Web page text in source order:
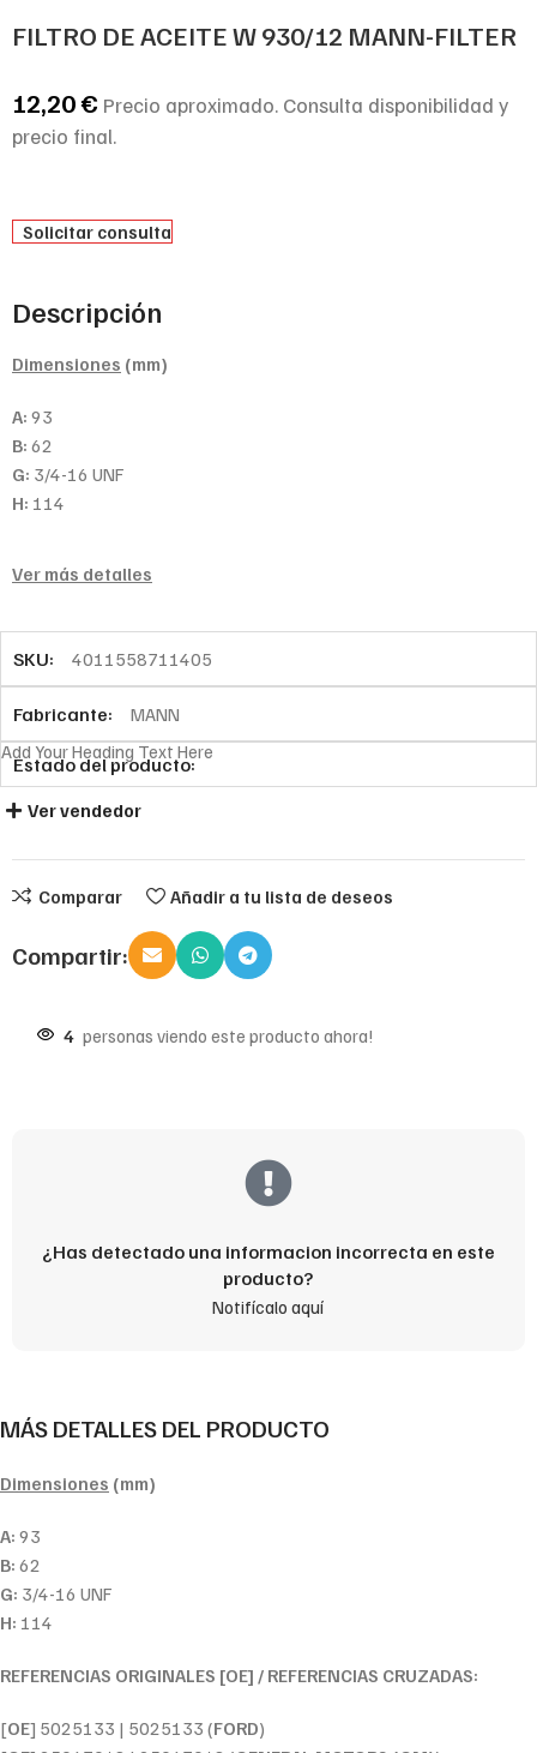
FILTRO DE ACEITE W 930/12 MANN-FILTER
12,20€ Precio aproximado. Consulta disponibilidad y
precio final.
Solicitar consulta
Descripción
Dimensiones (mm)
A: 93
B: 62
G: 3/4-16 UNF
H: 114
Ver más detalles
SKU: 4011558711405
Fabricante: MANN
Estado del producto:
Add Your Heading Text Here
Ver vendedor
Comparar Añadir a tu lista de deseos
Compartir:
4 personas viendo este producto ahora!
¿Has detectado una informacion incorrecta en este
producto?
Notifícalo aquí
MÁS DETALLES DEL PRODUCTO
Dimensiones (mm)
A: 93
B: 62
G: 3/4-16 UNF
H: 114
REFERENCIAS ORIGINALES [OE] / REFERENCIAS CRUZADAS:
[OE] 5025133 | 5025133 (FORD)